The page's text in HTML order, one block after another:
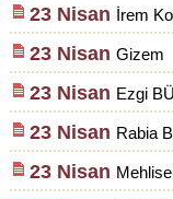
23 Nisan İrem
23 Nisan Gizem
23 Nisan Ezgi
23 Nisan Rabia
23 Nisan